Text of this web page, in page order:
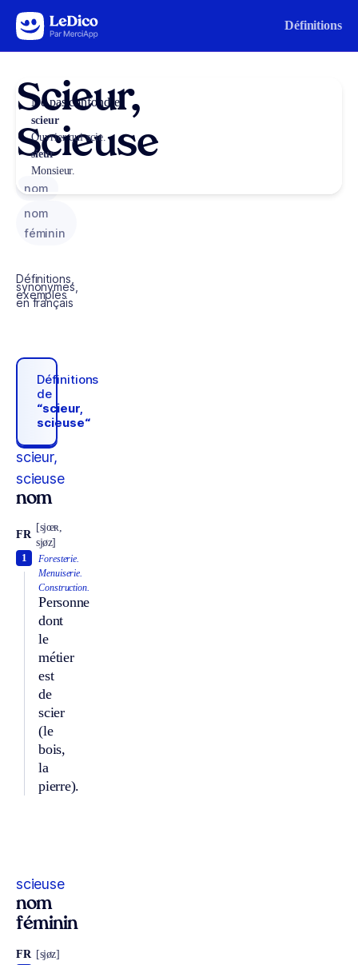
Aller au contenu Définitions
Scieur,
Scieuse
nom
nom
féminin
Définitions,
synonymes,
exemples
en français
Définitions
de
“scieur,
scieuse“
scieur,
scieuse
nom
FR
[sjœʀ,
sjøz]
Foresterie.
Menuiserie.
Construction.
Personne
dont
le
métier
est
de
scier
(le
bois,
la
pierre).
1
scieuse
nom
féminin
FR [sjøz]
Ne pas confondre
scieur
Ouvrier qui scie.
sieur
Monsieur.